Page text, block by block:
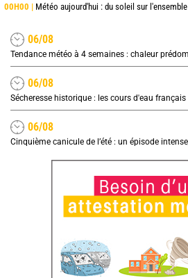
00H00 | Météo aujourd'hui : du soleil sur l'ensemble
06/08
Tendance météo à 4 semaines : chaleur
06/08
Sécheresse historique : les cours d'eau
06/08